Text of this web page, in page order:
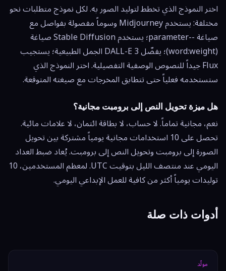
اختر النموذج الذي تخطط لتوليد الصور به. لكل نموذج متطلبات نحو
مختلفة: يستخدم Midjourney وسوماً مفصولة بفواصل مع
صياغة --parameter؛ يستخدم Stable Diffusion صياغة
(word:weight)؛ يفضّل DALL-E 3 الجمل الطبيعية؛ يستجيب
Flux جيداً للنصوص الوصفية التفصيلية. اختر النموذج الذي
ستستخدمه فعلياً حتى تتطابق المخرجات مع صيغته المتوقعة.
هل ميزة تحويل النص إلى برومبت مجانية؟
نعم، مجانية تماماً. لا حساب، لا بطاقة ائتمان، لا علامات مائية.
تحصل على 10 استخدامات مجانية يومياً مشتركة بين تحويل
الصورة إلى برومبت وتحويل النص إلى برومبت. يُعاد ضبط العداد
اليومي عند منتصف الليل بتوقيت UTC. لمعظم المستخدمين، 10
توليدات يومياً أكثر من كافية للعمل الإبداعي اليومي.
أدوات ذات صلة
مولّد